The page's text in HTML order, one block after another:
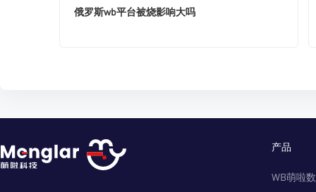
俄罗斯wb平台被烧影响大吗
产品
WB萌啦